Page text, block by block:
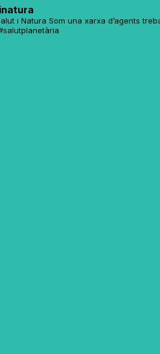
i Natura Som una xarxa d’agents